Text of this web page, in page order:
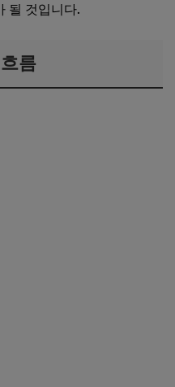
될 것입니다.
름